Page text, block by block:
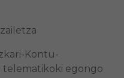
Kontu-
telematikoki egongo